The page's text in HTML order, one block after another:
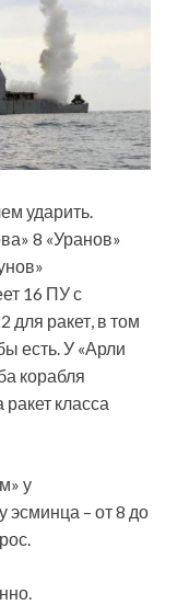
ударить.
8 «Уранов»
16 ПУ с
для ракет, в том
есть. У «Арли
корабля
ракет класса
у
эсминца – от 8 до